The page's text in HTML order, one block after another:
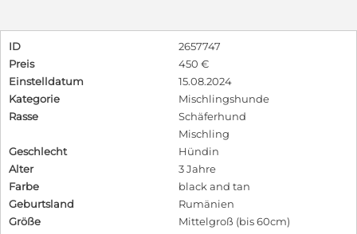
ID
2657747
Preis
450 €
Einstelldatum
15.08.2024
Kategorie
Mischlingshunde
Rasse
Schäferhund
Mischling
Geschlecht
Hündin
Alter
3 Jahre
Farbe
black and tan
Geburtsland
Rumänien
Größe
Mittelgroß (bis 60cm)